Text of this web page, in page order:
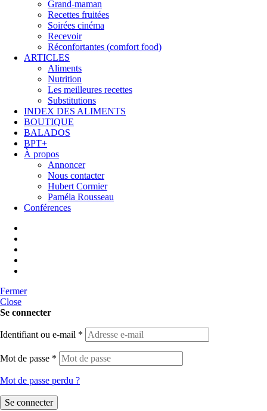
Grand-maman
Recettes fruitées
Soirées cinéma
Recevoir
Réconfortantes (comfort food)
ARTICLES
Aliments
Nutrition
Les meilleures recettes
Substitutions
INDEX DES ALIMENTS
BOUTIQUE
BALADOS
BPT+
À propos
Annoncer
Nous contacter
Hubert Cormier
Paméla Rousseau
Conférences
Fermer
Close
Se connecter
Identifiant ou e-mail *
Mot de passe *
Mot de passe perdu ?
Se connecter